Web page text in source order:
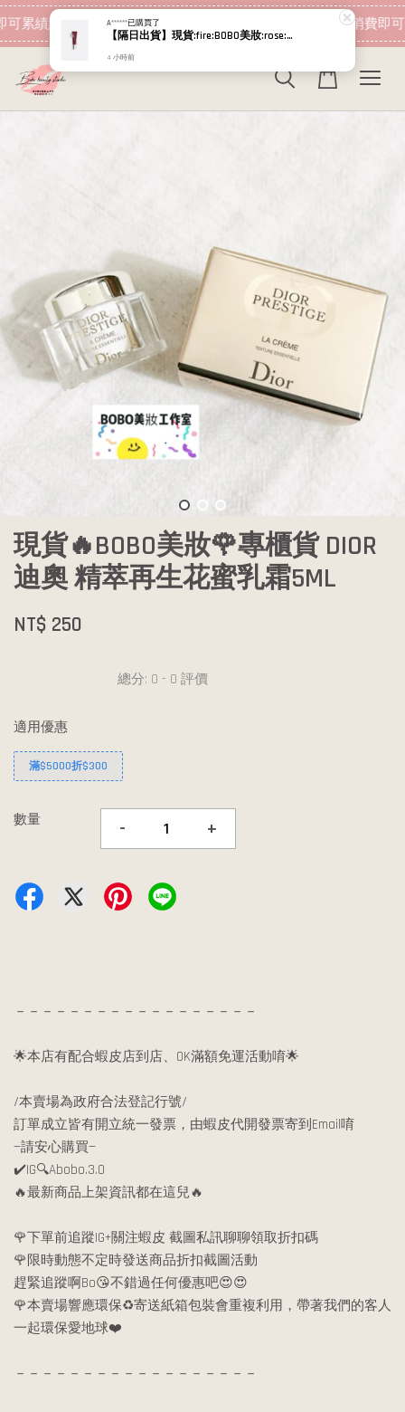
累績點數 下筆消費即可折抵 加入會員 消費即
現貨🔥BOBO美妝🌹專櫃貨 DIOR
迪奧 精萃再生花蜜乳霜5ML
NT$ 250
總分: 0 - 0 評價
適用優惠
滿$5000折$300
數量 - +
－－－－－－－－－－－－－－－－－－
🌟本店有配合蝦皮店到店、OK滿額免運活動唷🌟
/本賣場為政府合法登記行號/
訂單成立皆有開立統一發票，由蝦皮代開發票寄到Email唷
—請安心購買—
✔️IG🔍Abobo.3.0
🔥最新商品上架資訊都在這兒🔥
🌹下單前追蹤IG+關注蝦皮 截圖私訊聊聊領取折扣碼
🌹限時動態不定時發送商品折扣截圖活動
趕緊追蹤啊Bo😘不錯過任何優惠吧😍😍
🌹本賣場響應環保♻️寄送紙箱包裝會重複利用，帶著我們的客人
一起環保愛地球❤️
－－－－－－－－－－－－－－－－－－
A******已購買了
【隔日出貨】現貨:fire:BOBO美妝:rose:專櫃貨 Dior 迪奧 粉漾果凍唇蜜
4 小時前